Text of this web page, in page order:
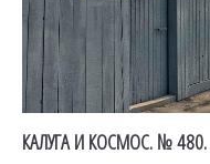
КАЛУГА И КОСМОС. №